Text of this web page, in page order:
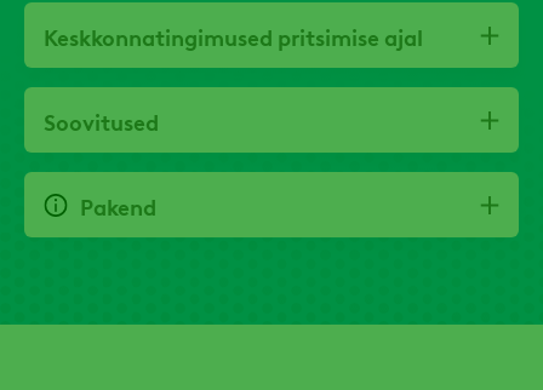
Keskkonnatingimused pritsimise ajal
Soovitused
Pakend